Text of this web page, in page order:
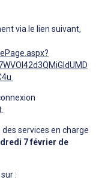
via le lien suivant,
services en charge
7 février de
: